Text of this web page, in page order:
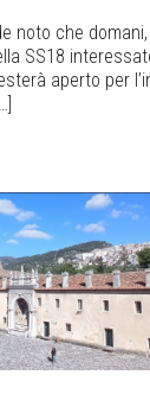
noto che
SS18
aperto per